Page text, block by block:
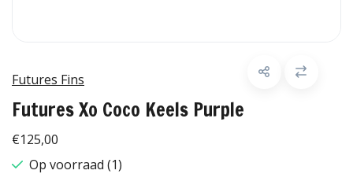
Futures Fins
Futures Xo Coco Keels Purple
€125,00
Op voorraad (1)